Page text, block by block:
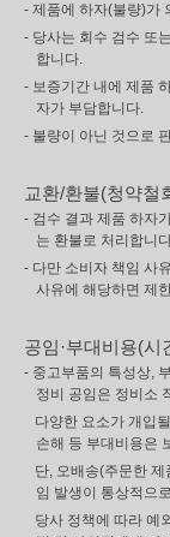
- 제품에 하자(불량)가
- 당사는 회수 검수 또
합니다.
- 보증기간 내에 제품
자가 부담합니다.
- 불량이 아닌 것으로
교환/환불(청약철
- 검수 결과 제품 하자
는 환불로 처리합니
- 다만 소비자 책임 사
사유에 해당하면 제
공임·부대비용(시
- 중고부품의 특성상,
정비 공임은 정비소
다양한 요소가 개입
손해 등 부대비용은
단, 오배송(주문한 제
임 발생이 통상적으
당사 정책에 따라 예